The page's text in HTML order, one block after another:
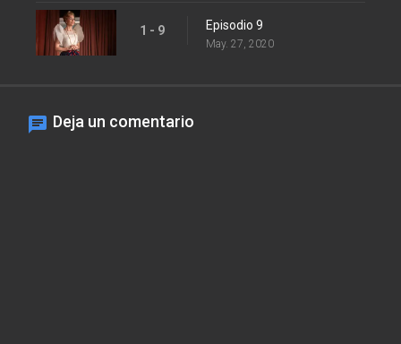
1 - 9 Episodio 9
May. 27, 2020
Deja un comentario